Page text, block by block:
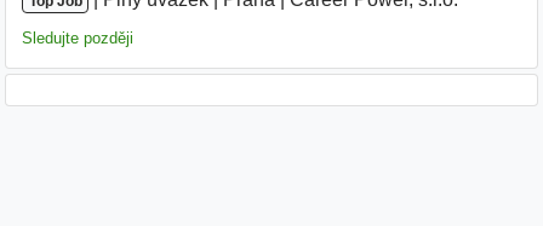
Sledujte později